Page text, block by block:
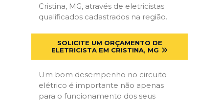
Cristina, MG, através de eletricistas
qualificados cadastrados na região.
SOLICITE UM ORÇAMENTO DE
ELETRICISTA EM CRISTINA, MG
Um bom desempenho no circuito
elétrico é importante não apenas
para o funcionamento dos seus